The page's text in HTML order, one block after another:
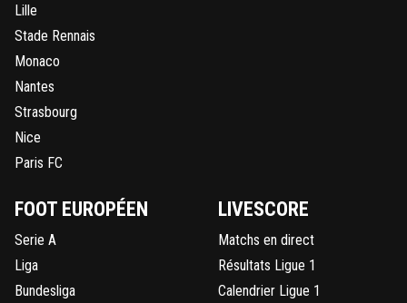
Lille
Stade Rennais
Monaco
Nantes
Strasbourg
Nice
Paris FC
FOOT EUROPÉEN
Serie A
Liga
Bundesliga
LIVESCORE
Matchs en direct
Résultats Ligue 1
Calendrier Ligue 1